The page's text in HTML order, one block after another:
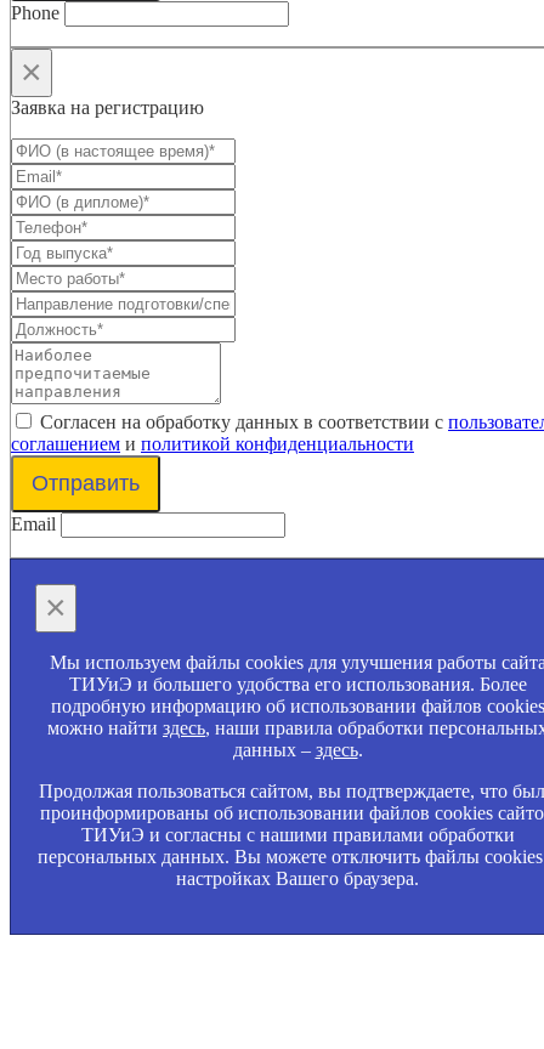
Phone
×
Заявка на регистрацию
Согласен на обработку данных в соответствии с
соглашением и политикой конфиденциальности
Отправить
Email
×
Мы используем файлы cookies для улучшения работы
ТИУиЭ и большего удобства его использования. Более
подробную информацию об использовании файлов cookies
можно найти здесь, наши правила обработки
данных – здесь.
Продолжая пользоваться сайтом, вы подтверждаете, что
проинформированы об использовании файлов cookies
ТИУиЭ и согласны с нашими правилами обработки
персональных данных. Вы можете отключить файлы
настройках Вашего браузера.